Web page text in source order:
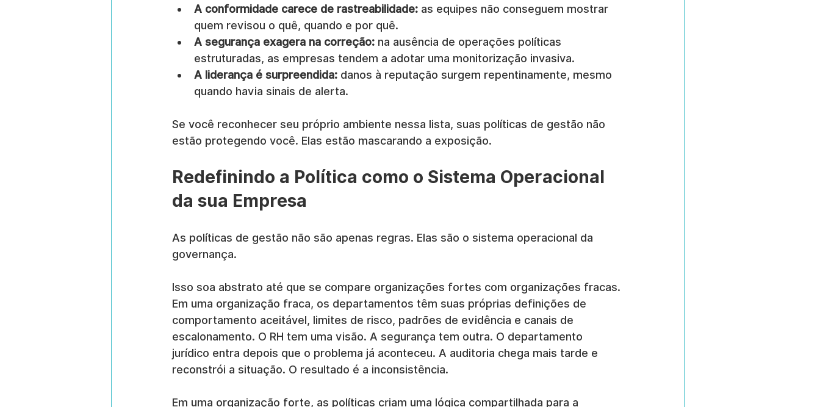
A conformidade carece de rastreabilidade: as equipes não conseguem mostrar
quem revisou o quê, quando e por quê.
A segurança exagera na correção: na ausência de operações políticas
estruturadas, as empresas tendem a adotar uma monitorização invasiva.
A liderança é surpreendida: danos à reputação surgem repentinamente, mesmo
quando havia sinais de alerta.
Se você reconhecer seu próprio ambiente nessa lista, suas políticas de gestão não
estão protegendo você. Elas estão mascarando a exposição.
Redefinindo a Política como o Sistema Operacional
da sua Empresa
As políticas de gestão não são apenas regras. Elas são o sistema operacional da
governança.
Isso soa abstrato até que se compare organizações fortes com organizações fracas.
Em uma organização fraca, os departamentos têm suas próprias definições de
comportamento aceitável, limites de risco, padrões de evidência e canais de
escalonamento. O RH tem uma visão. A segurança tem outra. O departamento
jurídico entra depois que o problema já aconteceu. A auditoria chega mais tarde e
reconstrói a situação. O resultado é a inconsistência.
Em uma organização forte, as políticas criam uma lógica compartilhada para a